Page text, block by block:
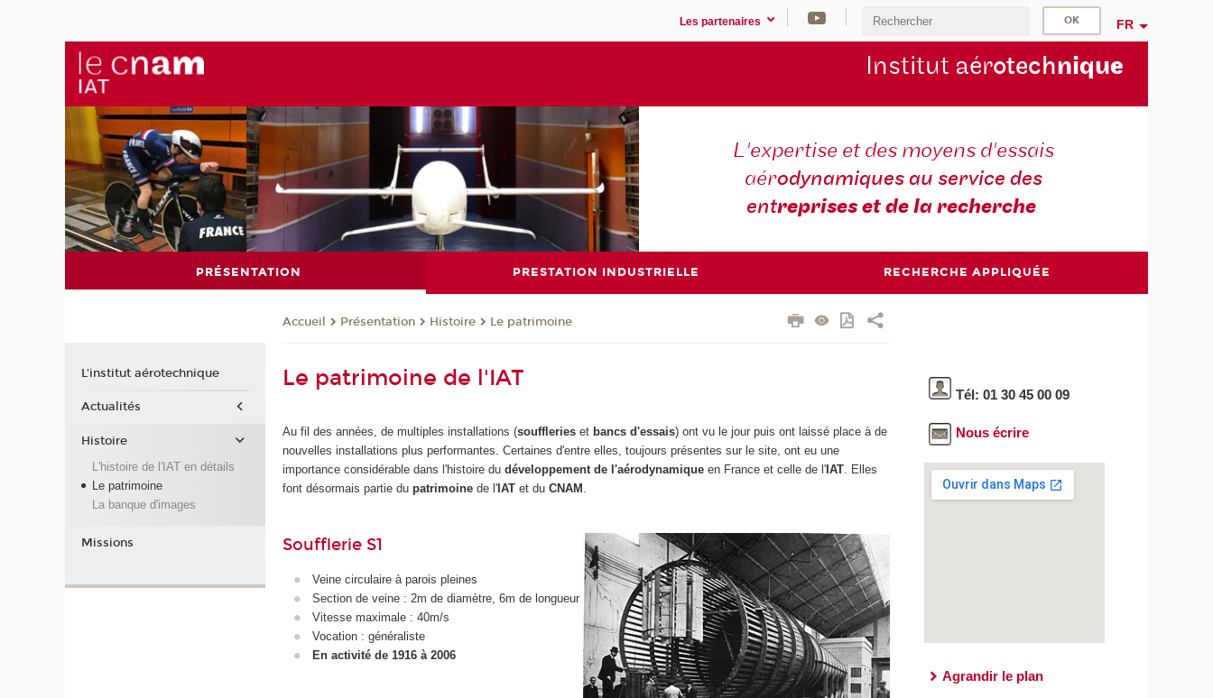
Les partenaires FR
Institut aérotechnique
L'expertise et des moyens d'essais
aérodynamiques au service des
entreprises et de la recherche
PRÉSENTATION PRESTATION INDUSTRIELLE RECHERCHE APPLIQUÉE
Accueil Présentation Histoire Le patrimoine
Le patrimoine de l'IAT
Au fil des années, de multiples installations (souffleries et bancs d'essais) ont vu le jour puis ont laissé place à de
nouvelles installations plus performantes. Certaines d'entre elles, toujours présentes sur le site, ont eu une
importance considérable dans l'histoire dudéveloppement de l'aérodynamique en France et celle de l' IAT . Elles
font désormais partie dupatrimoinede l' IAT et duCNAM
Soufflerie S1
Veine circulaire à parois pleines
Section de veine : 2m de diamètre, 6m de longueur
Vitesse maximale : 40m/s
Vocation : généraliste
En activité de 1916 à 2006
Tél: 01 30 45 00 09
Nous écrire
Agrandir le plan
L'institut aérotechnique
Actualités
Histoire
L'histoire de l'IAT en détails
Le patrimoine
La banque d'images
Missions